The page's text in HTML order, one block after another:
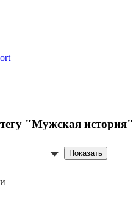
"Мужская история"
Показать